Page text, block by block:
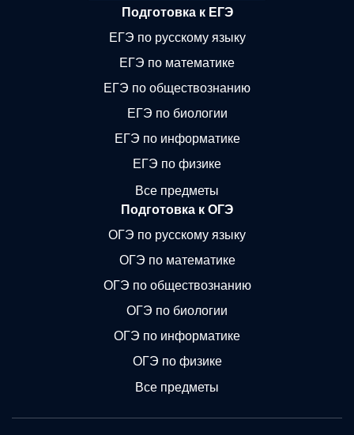
Подготовка к ЕГЭ
ЕГЭ по русскому языку
ЕГЭ по математике
ЕГЭ по обществознанию
ЕГЭ по биологии
ЕГЭ по информатике
ЕГЭ по физике
Все предметы
Подготовка к ОГЭ
ОГЭ по русскому языку
ОГЭ по математике
ОГЭ по обществознанию
ОГЭ по биологии
ОГЭ по информатике
ОГЭ по физике
Все предметы